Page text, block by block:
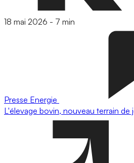
18 mai 2026 - 7 min
Presse Energie
L'élevage bovin, nouveau terrain de